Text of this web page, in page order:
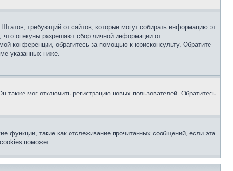
требующий от сайтов, которые могут собирать информацию от
что опекуны разрешают сбор личной информации от
конференции, обратитесь за помощью к юрисконсульту. Обратите
указанных ниже.
также мог отключить регистрацию новых пользователей. Обратитесь
функции, такие как отслеживание прочитанных сообщений, если эта
поможет.